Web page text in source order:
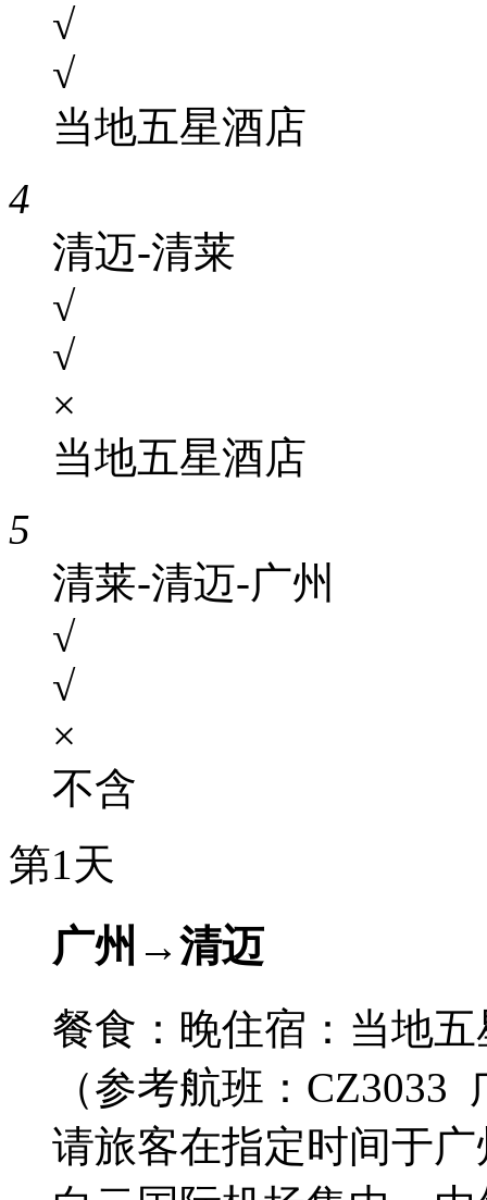
√
√
当地五星酒店
4
清迈-清莱
√
√
×
当地五星酒店
5
清莱-清迈-广州
√
√
×
不含
第1天
广州→清迈
餐食：晚住宿：当地
（参考航班：CZ3033
请旅客在指定时间于